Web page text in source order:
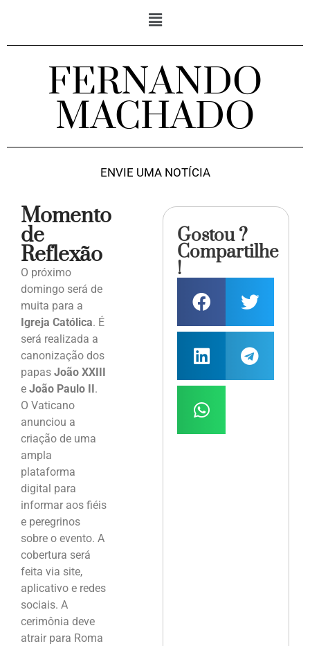
FERNANDO
MACHADO
ENVIE UMA NOTÍCIA
Momento
de
Reflexão
O próximo
domingo será de
muita para a
Igreja Católica. É
será realizada a
canonização dos
papas João XXIII
e João Paulo II .
O Vaticano
anunciou a
criação de uma
ampla
plataforma
digital para
informar aos fiéis
e peregrinos
sobre o evento. A
cobertura será
feita via site,
aplicativo e redes
sociais. A
cerimônia deve
atrair para Roma
Gostou ?
Compartilhe
!